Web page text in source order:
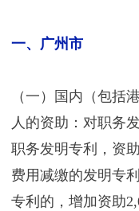
一、广州市
（一）国内（包括
人的资助：对职务
职务发明专利，资
费用减缴的发明专
专利的，增加资助